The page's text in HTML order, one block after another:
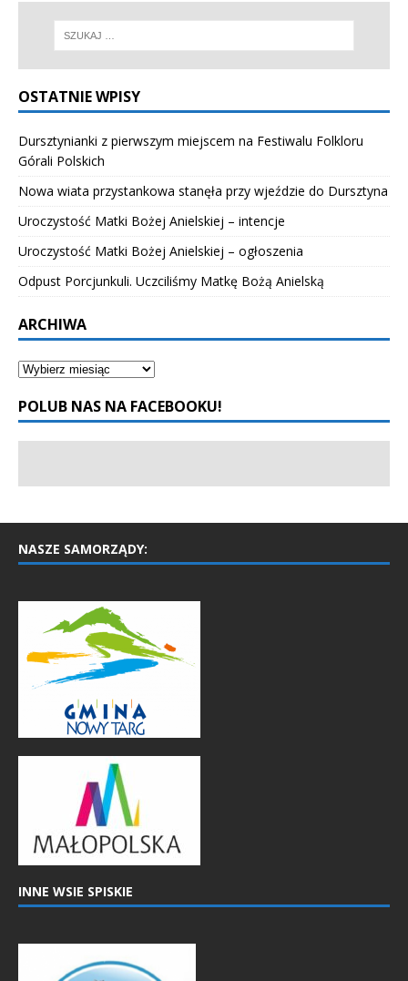
OSTATNIE WPISY
Dursztynianki z pierwszym miejscem na Festiwalu Folkloru
Górali Polskich
Nowa wiata przystankowa stanęła przy wjeździe do Dursztyna
Uroczystość Matki Bożej Anielskiej – intencje
Uroczystość Matki Bożej Anielskiej – ogłoszenia
Odpust Porcjunkuli. Uczciliśmy Matkę Bożą Anielską
ARCHIWA
POLUB NAS NA FACEBOOKU!
NASZE SAMORZĄDY:
INNE WSIE SPISKIE